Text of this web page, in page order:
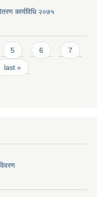
कार्यविधि २०७५
5 6 7
last »